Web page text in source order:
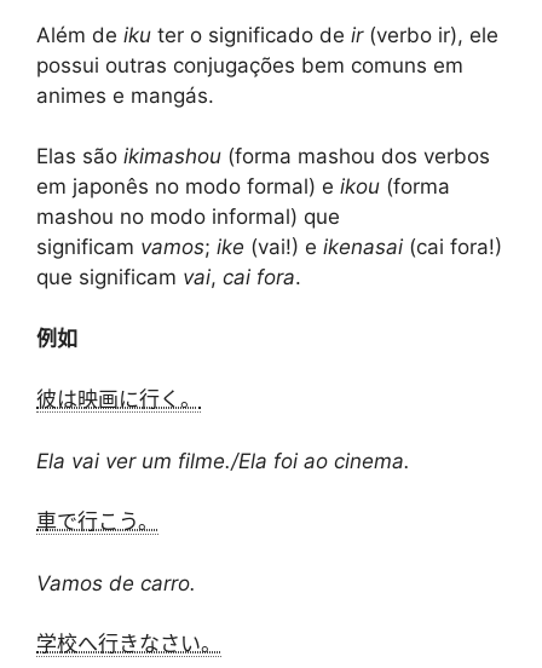
Além de iku ter o significado de ir(verbo ir), ele
possui outras conjugações bem comuns em
animes e mangás.
Elas são ikimashou (forma mashou dos verbos
em japonês no modo formal) e ikou (forma
mashou no modo informal) que
significam vamos; ike (vai!) e ikenasai (cai fora!)
que significam vai, cai fora.
例如
彼は映画に行く。
Ela vai ver um filme./Ela foi ao cinema.
車で行こう。
Vamos de carro.
学校へ行きなさい。